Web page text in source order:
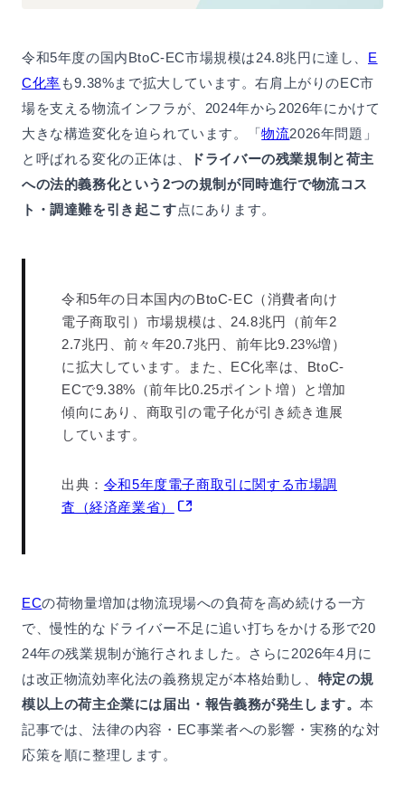
令和5年度の国内BtoC-EC市場規模は24.8兆円に達し、 E
C化率 も9.38%まで拡大しています。右肩上がりのEC市
場を支える物流インフラが、2024年から2026年にかけて
大きな構造変化を迫られています。「物流2026年問題」
と呼ばれる変化の正体は、
ドライバーの残業規制と荷主
への法的義務化という2つの規制が同時進行で物流コス
ト・調達難を引き起こす点にあります。
令和5年の日本国内のBtoC-EC（消費者向け
電子商取引）市場規模は、24.8兆円（前年2
2.7兆円、前々年20.7兆円、前年比9.23%増）
に拡大しています。また、EC化率は、BtoC-
ECで9.38%（前年比0.25ポイント増）と増加
傾向にあり、商取引の電子化が引き続き進展
しています。
出典： 令和5年度電子商取引に関する市場調
査（経済産業省）
ECの荷物量増加は物流現場への負荷を高め続ける一方
で、慢性的なドライバー不足に追い打ちをかける形で20
24年の残業規制が施行されました。さらに2026年4月に
は改正物流効率化法の義務規定が本格始動し、 特定の規
模以上の荷主企業には届出・報告義務が発生します。本
記事では、法律の内容・EC事業者への影響・実務的な対
応策を順に整理します。